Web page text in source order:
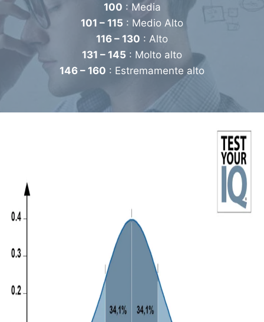
100 : Media
101 – 115 : Medio Alto
116 – 130 : Alto
131 – 145 : Molto alto
146 – 160 : Estremamente alto